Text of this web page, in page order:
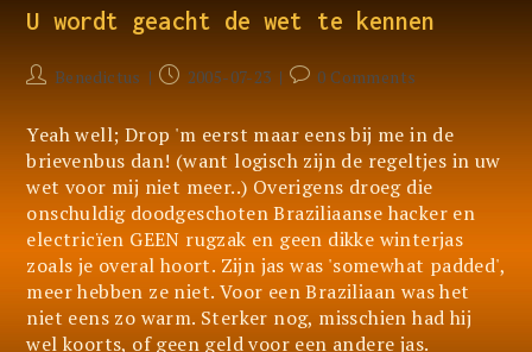
U wordt geacht de wet te kennen
PostBenedictus
Post2005-07-23
Post0 Comments
Yeah well; Drop 'm eerst maar eens bij me in de
brievenbus dan! (want logisch zijn de regeltjes in uw
wet voor mij niet meer..) Overigens droeg die
onschuldig doodgeschoten Braziliaanse hacker en
electricïen GEEN rugzak en geen dikke winterjas
zoals je overal hoort. Zijn jas was 'somewhat padded',
meer hebben ze niet. Voor een Braziliaan was het
niet eens zo warm. Sterker nog, misschien had hij
wel koorts, of geen geld voor een andere jas.